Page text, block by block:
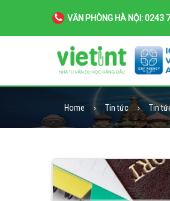
VĂN PHÒNG HÀ NỘI:
Home Tin tức Tin